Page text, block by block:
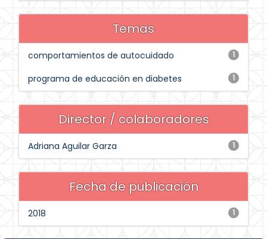
Temas
1
comportamientos de autocuidado
1
programa de educación en diabetes
Director / colaboradores
1
Adriana Aguilar Garza
Fecha de publicación
1
2018